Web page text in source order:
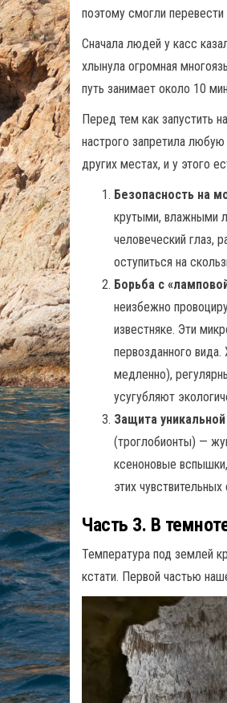
поэтому смогли
Сначала людей у касс
хлынула огромная
путь занимает около 10
Перед тем как запустить
настрого запретила
других местах, и у этого
Безопасность на
крутыми, влажными
человеческий глаз,
оступиться на
Борьба с
неизбежно
известняке. Эти
первозданного
медленно),
усугубляют
Защита
(троглобионты) —
ксеноновые
этих
Часть 3. В
Температура под землей
кстати. Первой частью